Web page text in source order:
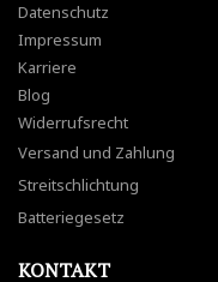
Datenschutz
Impressum
Karriere
Blog
Widerrufsrecht
Versand und Zahlung
Streitschlichtung
Batteriegesetz
KONTAKT